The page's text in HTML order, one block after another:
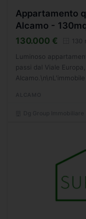
Appartamento
Alcamo -
130.000 € 130
Luminoso
passi dal Viale